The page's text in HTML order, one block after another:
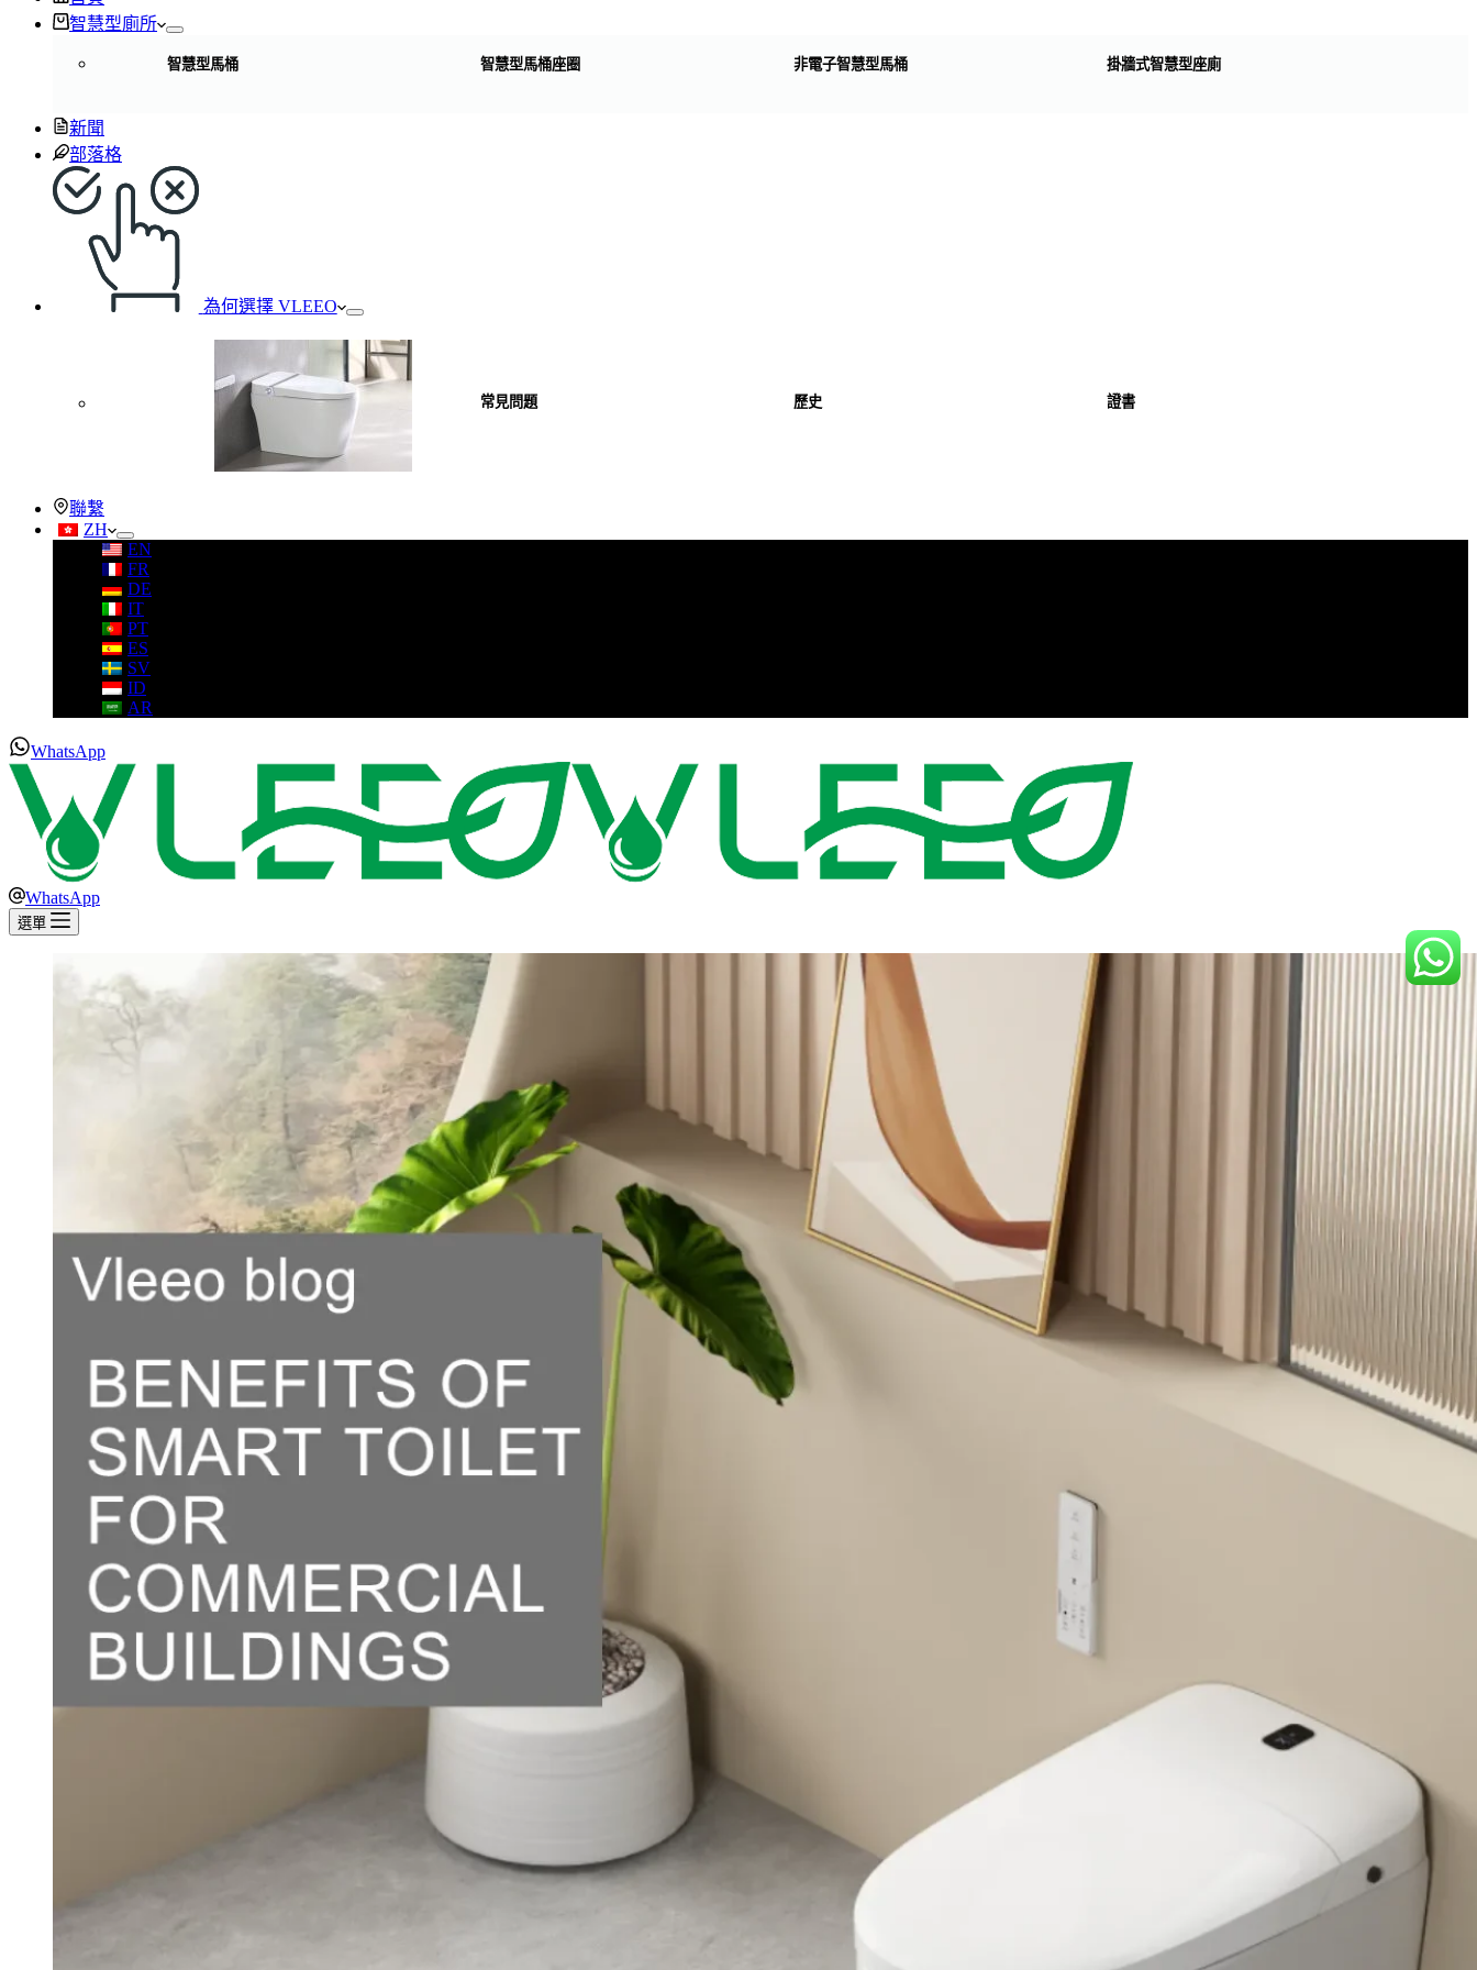
智慧型廁所
智慧型馬桶 智慧型馬桶座圈 非電子智慧型馬桶 掛牆式智慧型座廁
新聞
部落格
為何選擇 VLEEO
常見問題 歷史 證書
聯繫
ZH
EN
FR
DE
IT
PT
ES
SV
ID
AR
WhatsApp
WhatsApp
選單